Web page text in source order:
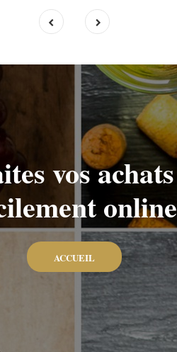
vos achats
online
ACCUEIL